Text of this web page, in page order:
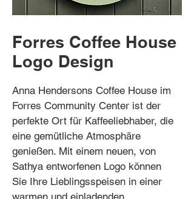
Forres Coffee House
Logo Design
Anna Hendersons Coffee House im
Forres Community Center ist der
perfekte Ort für Kaffeeliebhaber, die
eine gemütliche Atmosphäre
genießen. Mit einem neuen, von
Sathya entworfenen Logo können
Sie Ihre Lieblingsspeisen in einer
warmen und einladenden